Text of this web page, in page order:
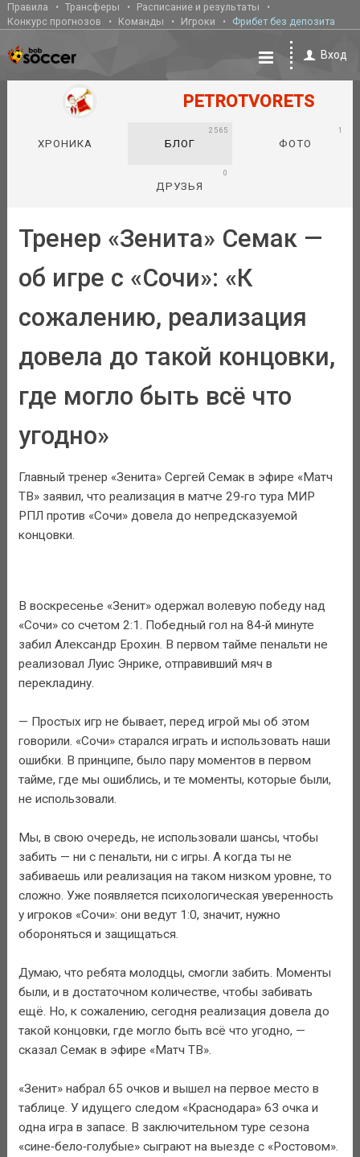
Правила Трансферы
Расписание и результаты
Конкурс прогнозов
Команды Игроки Фрибет без депозита
Вход
PETROTVORETS
ХРОНИКА БЛОГ
2565
ФОТО
1
ДРУЗЬЯ
0
Тренер «Зенита» Семак —
об игре с «Сочи»: «К
сожалению, реализация
довела до такой концовки,
где могло быть всё что
угодно»
Главный тренер «Зенита» Сергей Семак в эфире «Матч
ТВ» заявил, что реализация в матче 29‑го тура МИР
РПЛ против «Сочи» довела до непредсказуемой
концовки.
В воскресенье «Зенит» одержал волевую победу над
«Сочи» со счетом 2:1. Победный гол на 84‑й минуте
забил Александр Ерохин. В первом тайме пенальти не
реализовал Луис Энрике, отправивший мяч в
перекладину.
— Простых игр не бывает, перед игрой мы об этом
говорили. «Сочи» старался играть и использовать наши
ошибки. В принципе, было пару моментов в первом
тайме, где мы ошиблись, и те моменты, которые были,
не использовали.
Мы, в свою очередь, не использовали шансы, чтобы
забить — ни с пенальти, ни с игры. А когда ты не
забиваешь или реализация на таком низком уровне, то
сложно. Уже появляется психологическая уверенность
у игроков «Сочи»: они ведут 1:0, значит, нужно
обороняться и защищаться.
Думаю, что ребята молодцы, смогли забить. Моменты
были, и в достаточном количестве, чтобы забивать
ещё. Но, к сожалению, сегодня реализация довела до
такой концовки, где могло быть всё что угодно, —
сказал Семак в эфире «Матч ТВ».
«Зенит» набрал 65 очков и вышел на первое место в
таблице. У идущего следом «Краснодара» 63 очка и
одна игра в запасе. В заключительном туре сезона
«сине‑бело‑голубые» сыграют на выезде с «Ростовом».